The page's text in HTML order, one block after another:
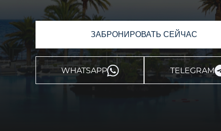
ЗАБРОНИРОВАТЬ СЕЙЧАС
WHATSAPP TELEGRAM